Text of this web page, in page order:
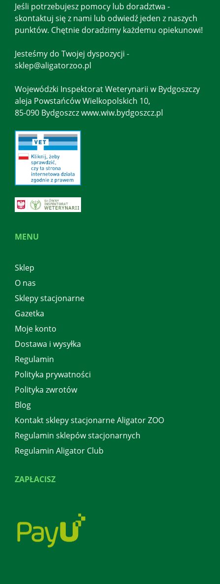
MENU
Sklep
O nas
Sklepy stacjonarne
Gazetka
Moje konto
Dostawa i wysyłka
Regulamin
Polityka prywatności
Polityka zwrotów
Blog
Kontakt sklepy stacjonarne Aligator ZOO
Regulamin sklepów stacjonarnych
Regulamin Aligator Club
ZAPŁACISZ
Jeśli potrzebujesz pomocy lub doradztwa -
skontaktuj się z nami lub odwiedź jeden z naszych
punktów. Chętnie doradzimy każdemu opiekunowi!
Jesteśmy do Twojej dyspozycji -
sklep@aligatorzoo.pl
Wojewódzki Inspektorat Weterynarii w Bydgoszczy
aleja Powstańców Wielkopolskich 10,
85-090 Bydgoszcz www.wiw.bydgoszcz.pl